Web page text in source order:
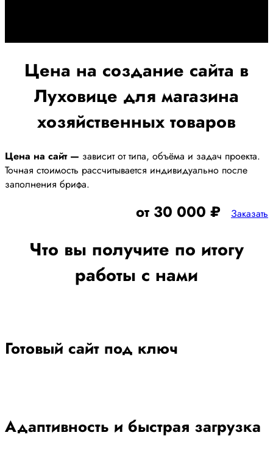
Цена на создание сайта в
Луховице для магазина
хозяйственных товаров
Цена на сайт — зависит от типа, объёма и задач проекта.
Точная стоимость рассчитывается индивидуально после
заполнения брифа.
от 30 000 ₽ Заказать
Что вы получите по итогу
работы с нами
Готовый сайт под ключ
Адаптивность и быстрая загрузка